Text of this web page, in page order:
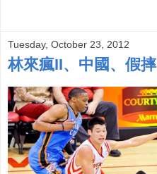
Tuesday, October 23, 2012
林來瘋II、中國、假摔